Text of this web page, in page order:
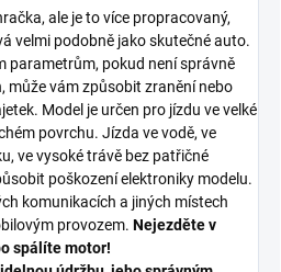
ale je to více propracovaný,
velmi podobně jako skutečné auto.
parametrům, pokud není správně
může vám způsobit zranění nebo
Model je určen pro jízdu ve velké
povrchu. Jízda ve vodě, ve
ve vysoké trávě bez patřičné
poškození elektroniky modelu.
komunikacích a jiných místech
provozem. Nejezděte v
spálíte motor!